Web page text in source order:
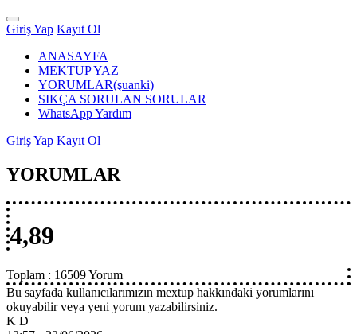
Giriş Yap Kayıt Ol
ANASAYFA
MEKTUP YAZ
YORUMLAR(şuanki)
SIKÇA SORULAN SORULAR
WhatsApp Yardım
Giriş Yap Kayıt Ol
YORUMLAR
4,89
Toplam : 16509 Yorum
Bu sayfada kullanıcılarımızın mextup hakkındaki yorumlarını
okuyabilir veya yeni yorum yazabilirsiniz.
K D